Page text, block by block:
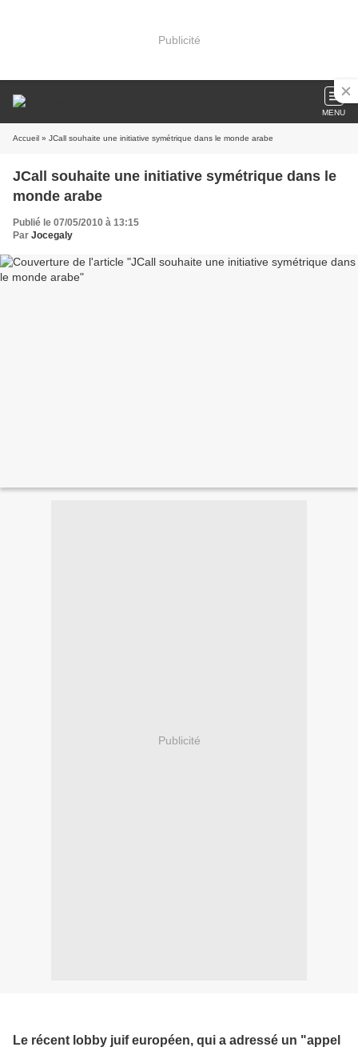
Publicité
MENU
Accueil » JCall souhaite une initiative symétrique dans le monde arabe
JCall souhaite une initiative symétrique dans le
monde arabe
Publié le 07/05/2010 à 13:15
Par Jocegaly
Publicité
Le récent lobby juif européen, qui a adressé un "appel